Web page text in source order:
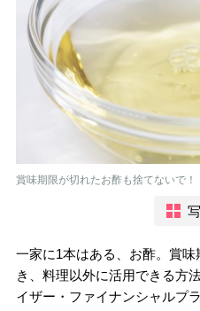
賞味期限が切れたお酢も捨てないで！
一家に1本はある、お酢。賞
き、料理以外に活用できる方
イザー・ファイナンシャルプ